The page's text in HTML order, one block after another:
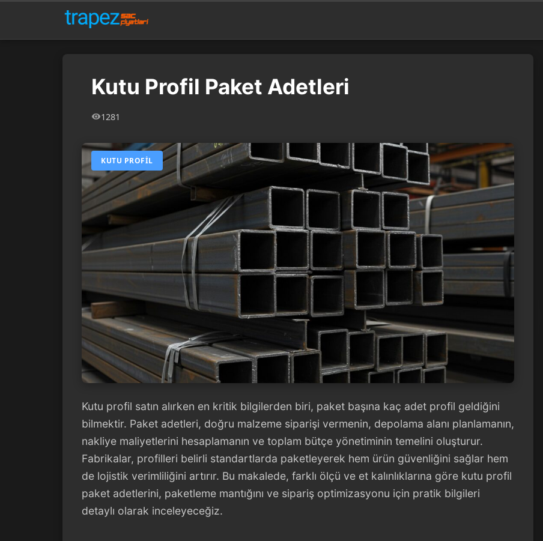
Kutu Profil Paket Adetleri
1281
KUTU PROFIL
Kutu profil satın alırken en kritik bilgilerden biri, paket başına kaç adet profil geldiğini
bilmektir. Paket adetleri, doğru malzeme siparişi vermenin, depolama alanı planlamanın,
nakliye maliyetlerini hesaplamanın ve toplam bütçe yönetiminin temelini oluşturur.
Fabrikalar, profilleri belirli standartlarda paketleyerek hem ürün güvenliğini sağlar hem
de lojistik verimliliğini artırır. Bu makalede, farklı ölçü ve et kalınlıklarına göre kutu profil
paket adetlerini, paketleme mantığını ve sipariş optimizasyonu için pratik bilgileri
detaylı olarak inceleyeceğiz.